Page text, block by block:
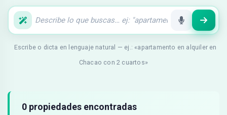
Escribe o dicta en lenguaje natural — ej.: «apartamento en alquiler en
Chacao con 2 cuartos»
Resultados de búsqueda
0 propiedades encontradas